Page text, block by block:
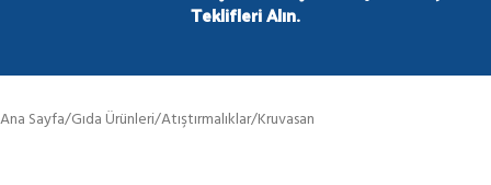
Teklifleri Alın.
Ana Sayfa/Gıda Ürünleri/Atıştırmalıklar/Kruvasan